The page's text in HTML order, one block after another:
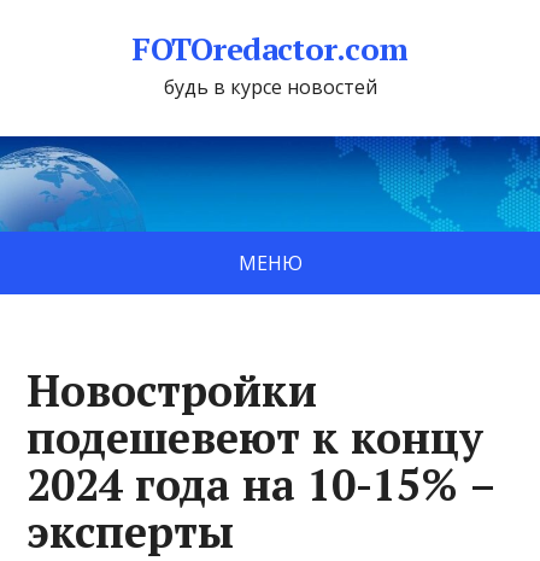
FOTOredactor.com
будь в курсе новостей
МЕНЮ
Новостройки
подешевеют к концу
2024 года на 10-15% –
эксперты